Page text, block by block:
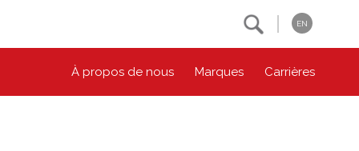
EN
À propos de nous Marques Carrières